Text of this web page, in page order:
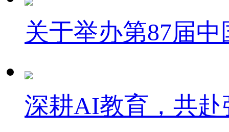
关于举办第87届
深耕AI教育，共